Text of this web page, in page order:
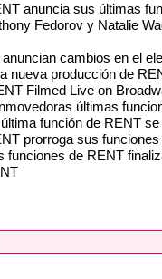
anuncia sus últimas
Fedorov y Natalie
cambios en el
nueva producción de
Filmed Live on
últimas
función de RENT
prorroga sus
funciones de RENT